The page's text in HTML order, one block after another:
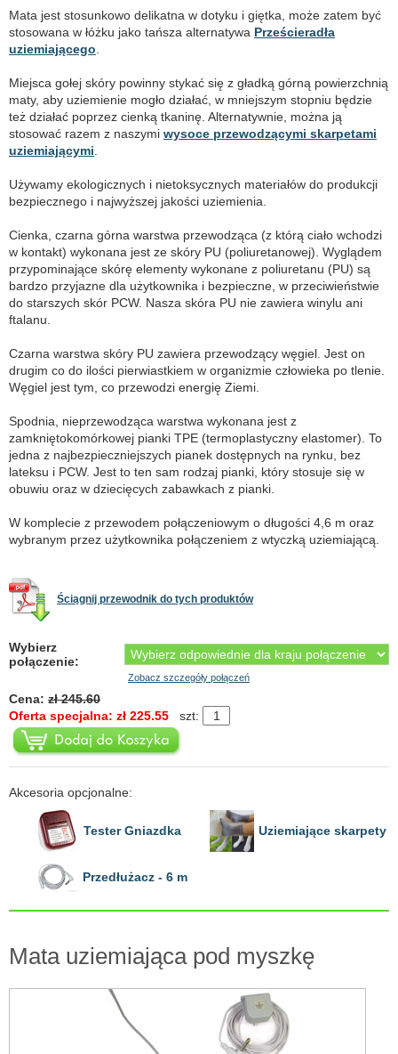
Mata jest stosunkowo delikatna w dotyku i giętka, może zatem być
stosowana w łóżku jako tańsza alternatywa Prześcieradła
uziemiającego.
Miejsca gołej skóry powinny stykać się z gładką górną powierzchnią
maty, aby uziemienie mogło działać, w mniejszym stopniu będzie
też działać poprzez cienką tkaninę. Alternatywnie, można ją
stosować razem z naszymi wysoce przewodzącymi skarpetami
uziemiającymi.
Używamy ekologicznych i nietoksycznych materiałów do produkcji
bezpiecznego i najwyższej jakości uziemienia.
Cienka, czarna górna warstwa przewodząca (z którą ciało wchodzi
w kontakt) wykonana jest ze skóry PU (poliuretanowej). Wyglądem
przypominające skórę elementy wykonane z poliuretanu (PU) są
bardzo przyjazne dla użytkownika i bezpieczne, w przeciwieństwie
do starszych skór PCW. Nasza skóra PU nie zawiera winylu ani
ftalanu.
Czarna warstwa skóry PU zawiera przewodzący węgiel. Jest on
drugim co do ilości pierwiastkiem w organizmie człowieka po tlenie.
Węgiel jest tym, co przewodzi energię Ziemi.
Spodnia, nieprzewodząca warstwa wykonana jest z
zamkniętokomórkowej pianki TPE (termoplastyczny elastomer). To
jedna z najbezpieczniejszych pianek dostępnych na rynku, bez
lateksu i PCW. Jest to ten sam rodzaj pianki, który stosuje się w
obuwiu oraz w dziecięcych zabawkach z pianki.
W komplecie z przewodem połączeniowym o długości 4,6 m oraz
wybranym przez użytkownika połączeniem z wtyczką uziemiającą.
Ściągnij przewodnik do tych produktów
Wybierz
połączenie:
Zobacz szczegóły połączeń
Cena: zł 245.60
Oferta specjalna: zł 225.55
szt:
Akcesoria opcjonalne:
Tester Gniazdka Uziemiające skarpety
Przedłużacz - 6 m
Mata uziemiająca pod myszkę